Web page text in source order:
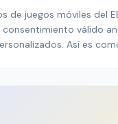
de juegos móviles del
válido
Así es